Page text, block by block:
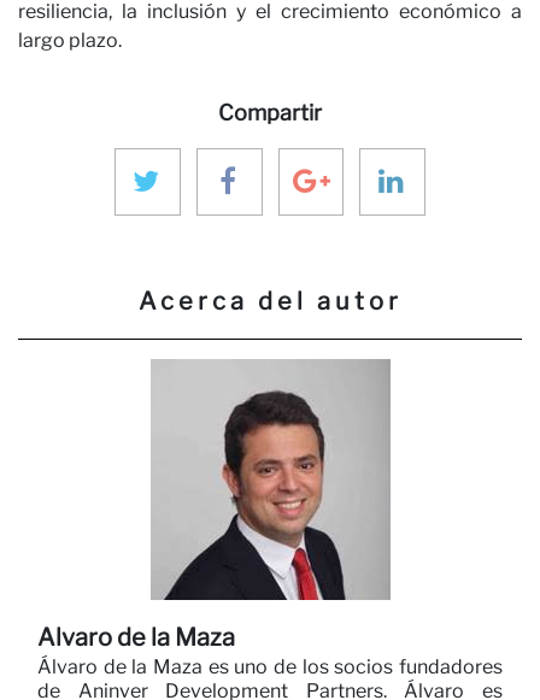
resiliencia, la inclusión y el crecimiento económico a
largo plazo.
Compartir
Acerca del autor
Alvaro de la Maza
Álvaro de la Maza es uno de los socios fundadores
de Aninver Development Partners. Álvaro es